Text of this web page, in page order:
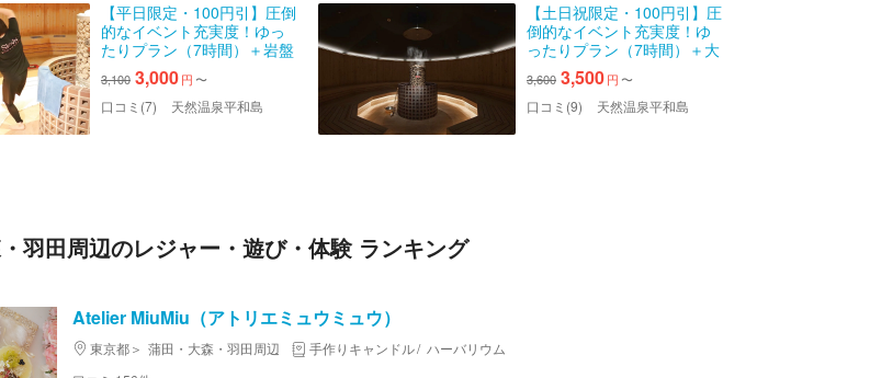
【平日限定・100円引】圧倒
的なイベント充実度！ゆっ
たりプラン（7時間）＋岩盤
浴セット
3,100 3,000円 〜
口コミ(7) 天然温泉平和島
【土日祝限定・100円引】圧
倒的なイベント充実度！ゆ
ったりプラン（7時間）＋大
人気岩盤浴セット
3,600 3,500円 〜
口コミ(9) 天然温泉平和島
羽田周辺のレジャー・遊び・体験 ランキング
Atelier MiuMiu（アトリエミュウミュウ）
東京都 蒲田・大森・羽田周辺 手作りキャンドル
ハーバリウム